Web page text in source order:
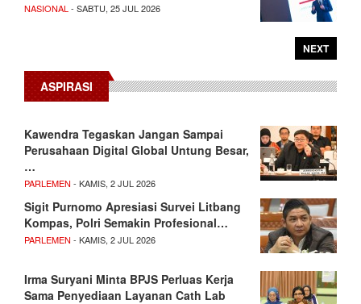
NASIONAL - SABTU, 25 JUL 2026
NEXT
ASPIRASI
Kawendra Tegaskan Jangan Sampai
Perusahaan Digital Global Untung Besar,
…
PARLEMEN - KAMIS, 2 JUL 2026
Sigit Purnomo Apresiasi Survei Litbang
Kompas, Polri Semakin Profesional…
PARLEMEN - KAMIS, 2 JUL 2026
Irma Suryani Minta BPJS Perluas Kerja
Sama Penyediaan Layanan Cath Lab